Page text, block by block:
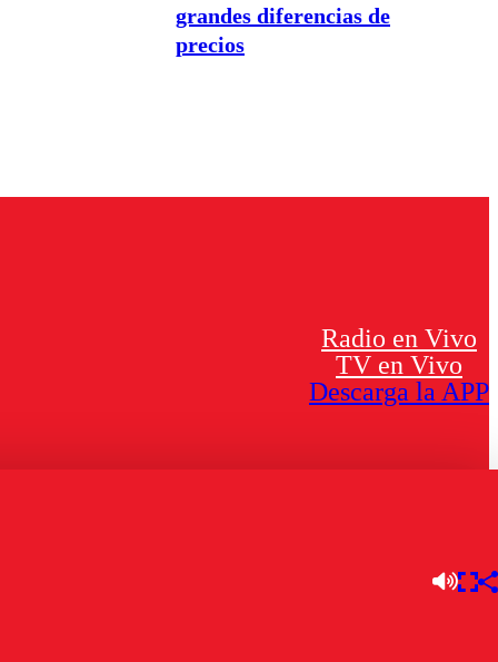
grandes diferencias de
precios
Radio en Vivo
TV en Vivo
Descarga la APP